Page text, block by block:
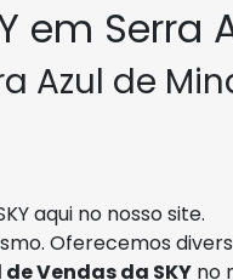
em Serra
Azul de
aqui no nosso site.
Oferecemos
Vendas da SKY no